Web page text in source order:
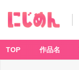
TOP 作品名